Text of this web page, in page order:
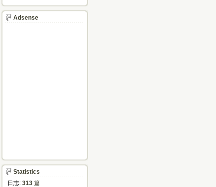
Adsense
Statistics
日志: 313 篇